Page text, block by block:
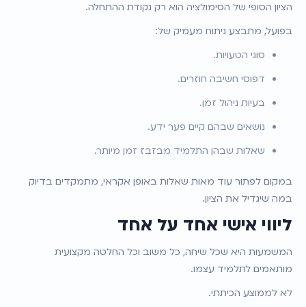
הציון הסופי של הסימולציה הוא רק נקודת ההתחלה.
בפועל, מתבצע ניתוח מעמיק של:
סוגי הטעויות.
דפוסי חשיבה חוזרים.
בעיות ניהול זמן.
נושאים שבהם קיים פער ידע.
שאלות שבהן התלמיד מבזבז זמן מיותר.
במקום לפתור עוד מאות שאלות באופן אקראי, מתמקדים בדיוק
במה שיגדיל את הציון.
ליווי אישי אחד על אחד
המשמעות היא שכל שיחה, כל משוב וכל החלטה מקצועית
מותאמים לתלמיד עצמו.
לא לממוצע הכיתתי.